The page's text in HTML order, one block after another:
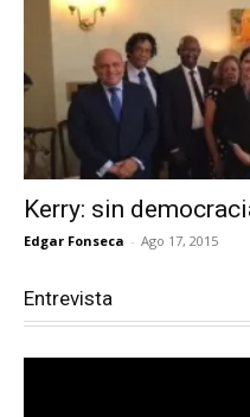
Kerry: sin
Edgar Fonseca - Ago 17, 2015
Entrevista